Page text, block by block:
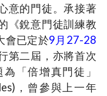
意的門徒。承接著
《銳意門徒訓練教
會已定於9月27-28
第二屆，亦將首次
「倍增真門徒」
，曾參與上一年